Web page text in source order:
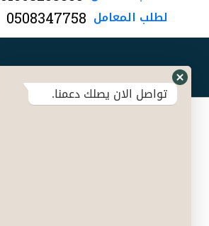
لطلب المعامل 0508347758
تواصل الان يصلك دعمنا.